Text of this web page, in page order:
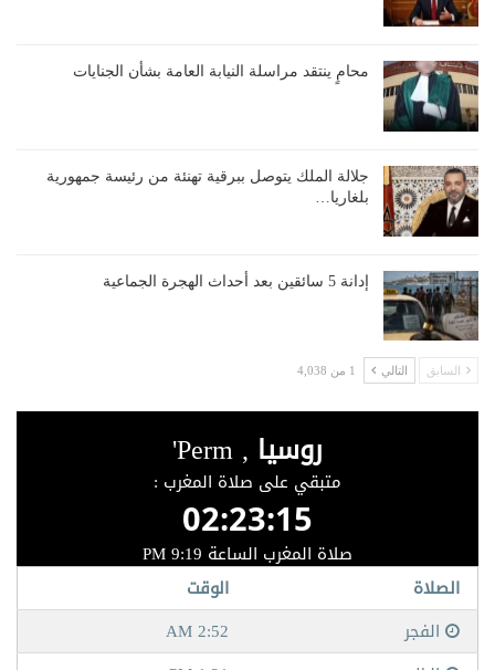
محامٍ ينتقد مراسلة النيابة العامة بشأن الجنايات
جلالة الملك يتوصل ببرقية تهنئة من رئيسة جمهورية
بلغاريا…
إدانة 5 سائقين بعد أحداث الهجرة الجماعية
السابق التالي 1 من 4,038